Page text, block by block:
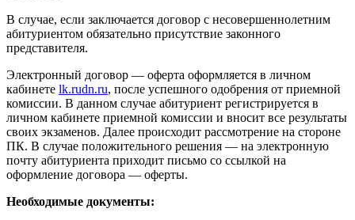
В случае, если заключается договор с несовершеннолетним
абитуриентом обязательно присутствие законного
представителя.
Электронный договор — оферта оформляется в личном
кабинете lk.rudn.ru, после успешного одобрения от приемной
комиссии. В данном случае абитуриент регистрируется в
личном кабинете приемной комиссии и вносит все результаты
своих экзаменов. Далее происходит рассмотрение на стороне
ПК. В случае положительного решения — на электронную
почту абитуриента приходит письмо со ссылкой на
оформление договора — оферты.
Необходимые документы: